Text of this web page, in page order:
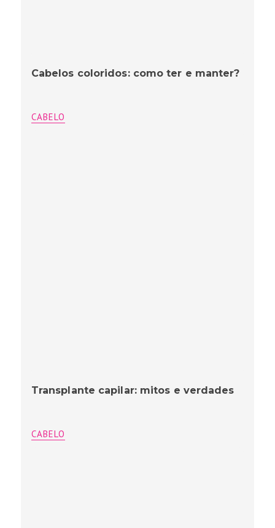
Cabelos coloridos: como ter e manter?
CABELO
Transplante capilar: mitos e verdades
CABELO